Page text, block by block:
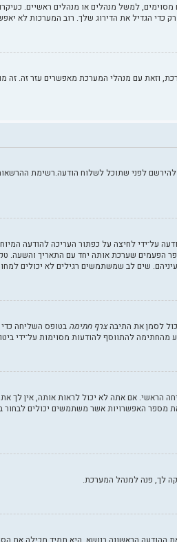
למשל מנהלים או מנהלים ראשיים.
הגדיל את הדירוג שלך. רוב המערכות לא
וזאת עם מנהלי המערכת מאפשרים עזר זה. זה
לפני שתוכל לשלוח הודעה.רשימת
על־ידי לחיצה על כפתור העריכה להודעה
שערכת אותה יחד עם התאריך והשעה.
שים לב שמשתמשים רגילים לא יכולים
לסמן את התיבהצרף חתימה בטופס השליחה
להתווסף להודעות מסוימות על־ידי
הראשי. אם אתה לא יכול לראות אותה, אין לך
מספר האפשרויות אשר משתמשים יכולים
לך, פנה למנהל המערכת.